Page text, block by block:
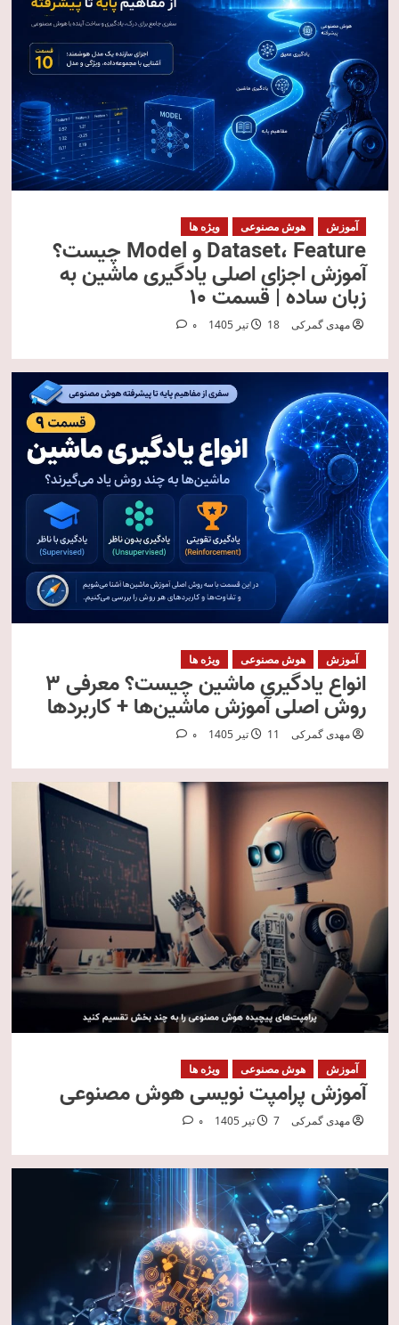
آموزش هوش مصنوعی ویژه ها
Dataset، Feature و Model چیست؟
آموزش اجزای اصلی یادگیری ماشین به
زبان ساده | قسمت ۱۰
مهدی گمرکی 18 تیر 1405 0
آموزش هوش مصنوعی ویژه ها
انواع یادگیری ماشین چیست؟ معرفی ۳
روش اصلی آموزش ماشین‌ها + کاربردها
مهدی گمرکی 11 تیر 1405 0
آموزش هوش مصنوعی ویژه ها
آموزش پرامپت نویسی هوش مصنوعی
مهدی گمرکی 7 تیر 1405 0